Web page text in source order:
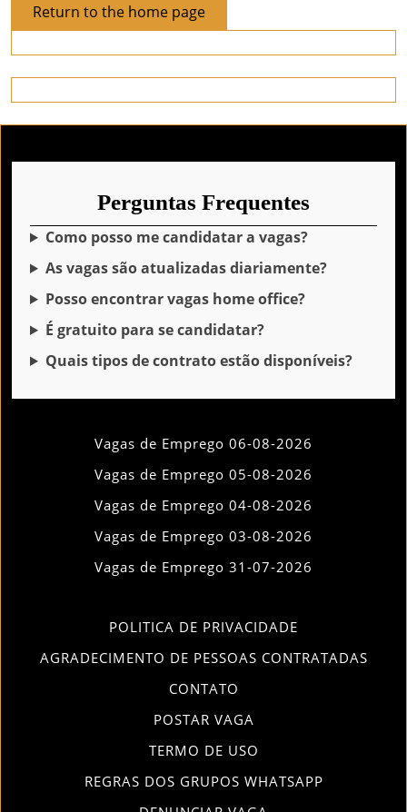
Return to the home pageReturn
to
the
home
page
Perguntas Frequentes
Como posso me candidatar a vagas?
As vagas são atualizadas diariamente?
Posso encontrar vagas home office?
É gratuito para se candidatar?
Quais tipos de contrato estão disponíveis?
Vagas de Emprego 06-08-2026
Vagas de Emprego 05-08-2026
Vagas de Emprego 04-08-2026
Vagas de Emprego 03-08-2026
Vagas de Emprego 31-07-2026
POLITICA DE PRIVACIDADE
AGRADECIMENTO DE PESSOAS CONTRATADAS
CONTATO
POSTAR VAGA
TERMO DE USO
REGRAS DOS GRUPOS WHATSAPP